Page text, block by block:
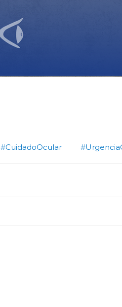
#CuidadoOcular